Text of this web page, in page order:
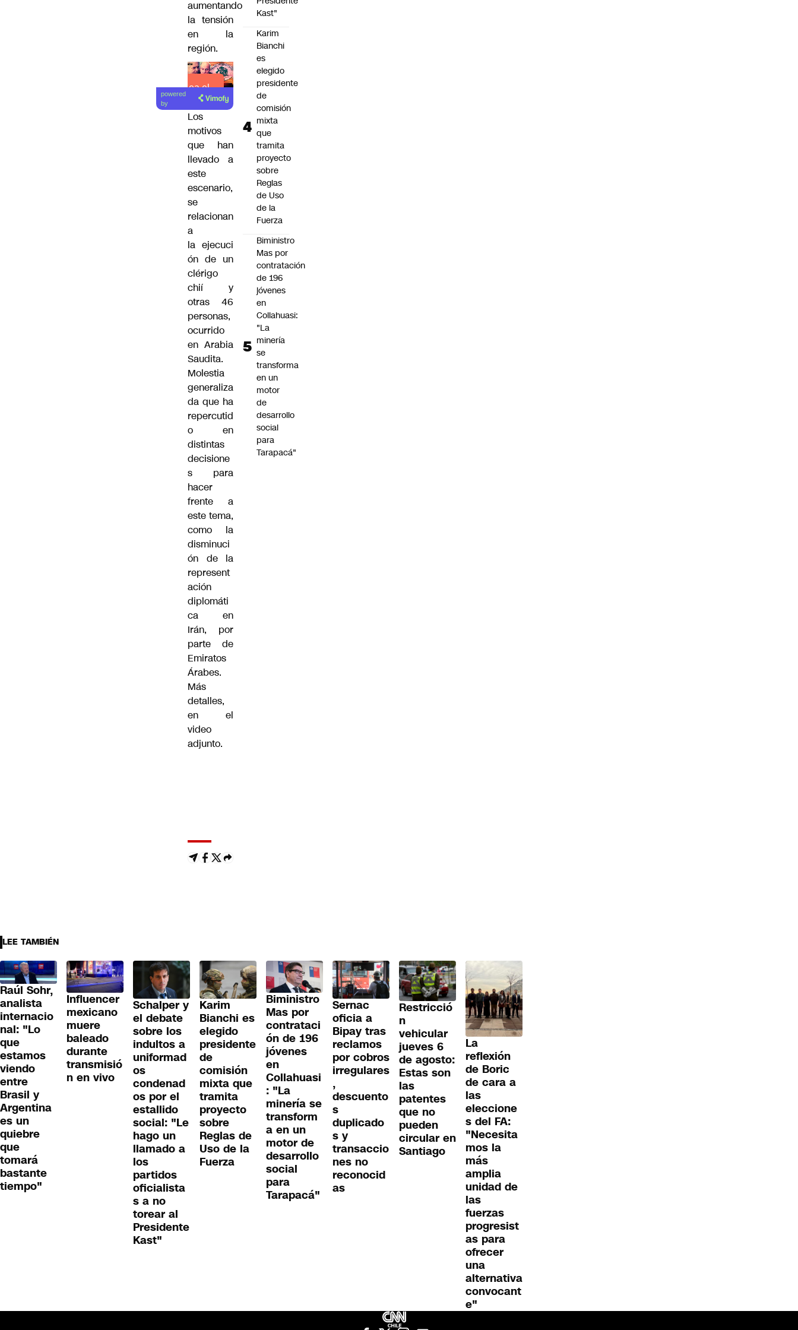
aumentando
la tensión
en la
región.
Lea el
artículo
powered
by
Los
motivos
que han
llevado a
este
escenario,
se
relacionan
a
laejecuci
ón de un
clérigo
chií y
otras 46
personas,
ocurrido
en Arabia
Saudita.
Molestia
generaliza
da que ha
repercutid
o en
distintas
decisione
s para
hacer
frente a
este tema,
como la
disminuci
ón de la
represent
ación
diplomáti
ca en
Irán, por
parte de
Emiratos
Árabes.
Más
detalles,
en el
video
adjunto.
Kast"
Karim
Bianchi
es
elegido
presidente
de
comisión
mixta
que
tramita
proyecto
sobre
Reglas
de Uso
de la
Fuerza
Biministro
Mas por
contratación
de 196
jóvenes
en
Collahuasi:
"La
minería
se
transforma
en un
motor
de
desarrollo
social
para
Tarapacá"
LEE TAMBIÉN
Raúl Sohr,
analista
internacio
nal: "Lo
que
estamos
viendo
entre
Brasil y
Argentina
es un
quiebre
que
tomará
bastante
tiempo"
Influencer
mexicano
muere
baleado
durante
transmisió
n en vivo
Schalper y
el debate
sobre los
indultos a
uniformad
os
condenad
os por el
estallido
social: "Le
hago un
llamado a
los
partidos
oficialista
s a no
torear al
Presidente
Kast"
Karim
Bianchi es
elegido
presidente
de
comisión
mixta que
tramita
proyecto
sobre
Reglas de
Uso de la
Fuerza
Biministro
Mas por
contrataci
ón de 196
jóvenes
en
Collahuasi
: "La
minería se
transform
a en un
motor de
desarrollo
social
para
Tarapacá"
Sernac
oficia a
Bipay tras
reclamos
por cobros
irregulares
,
descuento
s
duplicado
s y
transaccio
nes no
reconocid
as
Restricció
n
vehicular
jueves 6
de agosto:
Estas son
las
patentes
que no
pueden
circular en
Santiago
La
reflexión
de Boric
de cara a
las
eleccione
s del FA:
"Necesita
mos la
más
amplia
unidad de
las
fuerzas
progresist
as para
ofrecer
una
alternativa
convocant
e"